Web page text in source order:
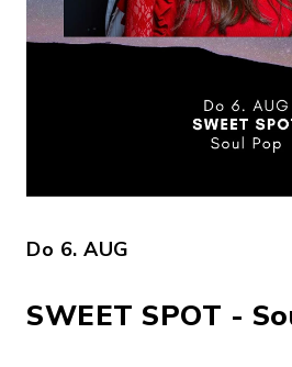
Do 6. AUG
SWEET SPOT -